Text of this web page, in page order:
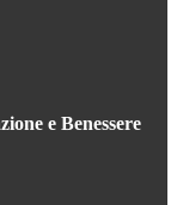
e Benessere